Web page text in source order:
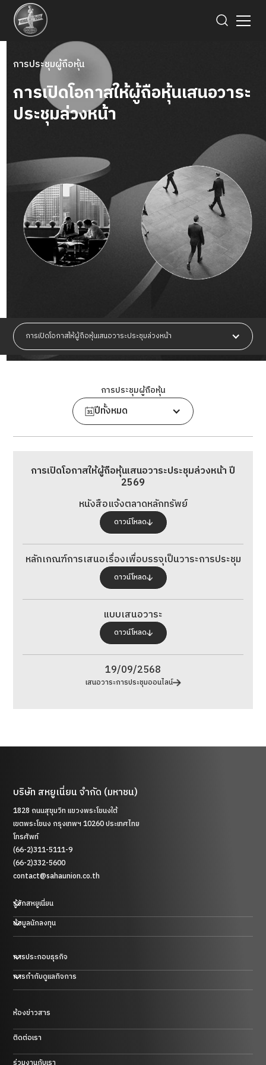
การประชุมผู้ถือหุ้น
การเปิดโอกาสให้ผู้ถือหุ้นเสนอวาระ
ประชุมล่วงหน้า
การเปิดโอกาสให้ผู้ถือหุ้นเสนอวาระประชุมล่วงหน้า
การประชุมผู้ถือหุ้น
ปีทั้งหมด
การเปิดโอกาสให้ผู้ถือหุ้นเสนอวาระประชุมล่วงหน้า ปี
2569
หนังสือแจ้งตลาดหลักทรัพย์
ดาวน์โหลด
หลักเกณฑ์การเสนอเรื่องเพื่อบรรจุเป็นวาระการประชุม
ดาวน์โหลด
แบบเสนอวาระ
ดาวน์โหลด
19/09/2568
เสนอวาระการประชุมออนไลน์
บริษัท สหยูเนี่ยน จำกัด (มหาชน)
1828 ถนนสุขุมวิท แขวงพระโขนงใต้
เขตพระโขนง กรุงเทพฯ 10260 ประเทศไทย
โทรศัพท์
(66-2)311-5111-9
(66-2)332-5600
contact@sahaunion.co.th
รู้จักสหยูเนี่ยน
ข้อมูลนักลงทุน
การประกอบธุรกิจ
ธุรกิจพลาสติก ยาง และโลหะ
ธุรกิจการค้า
ธุรกิจพลังงานในประเทศสาธารณรัฐประชาชนจีน
การกำกับดูแลกิจการ
การบริหารความเสี่ยงและการควบคุมภายใน
ห้องข่าวสาร
ติดต่อเรา
ร่วมงานกับเรา